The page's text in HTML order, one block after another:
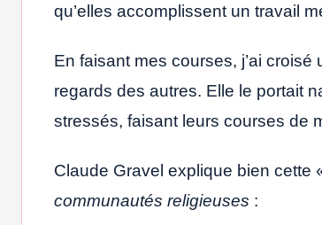
qu’elles accomplissent un travail
En faisant mes courses, j’ai
regards des autres. Elle le portait
stressés, faisant leurs courses de
Claude Gravel explique bien cette
communautés religieuses :